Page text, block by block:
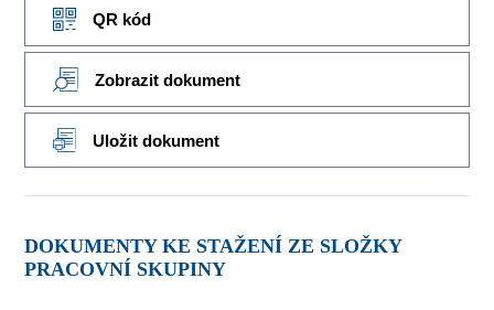
QR kód
Zobrazit dokument
Uložit dokument
DOKUMENTY KE STAŽENÍ ZE SLOŽKY
PRACOVNÍ SKUPINY